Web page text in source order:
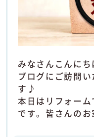
みなさんこんに
ブログにご訪問
す♪
本日はリフォー
です。皆さんの